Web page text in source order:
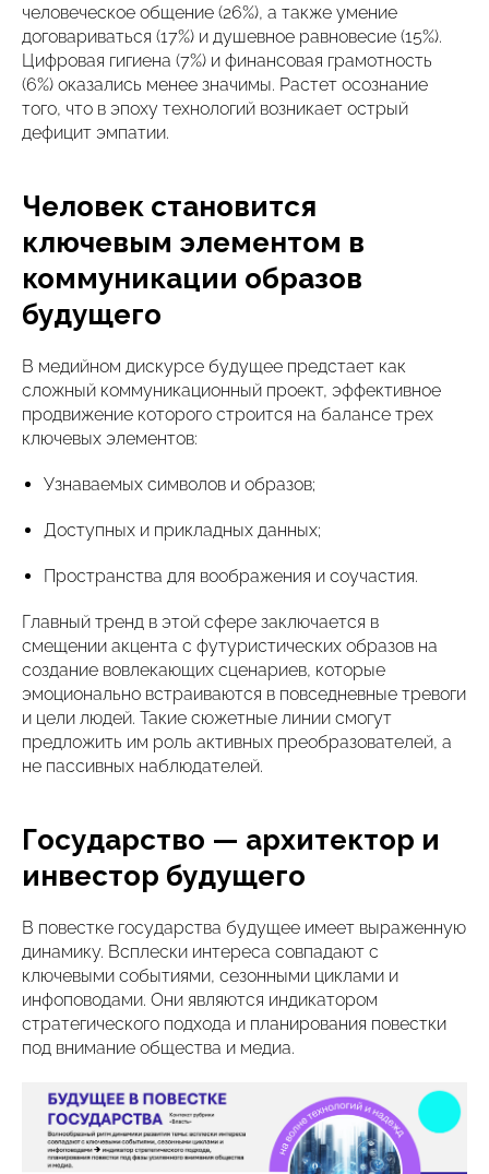
человеческое общение (26%), а также умение
договариваться (17%) и душевное равновесие (15%).
Цифровая гигиена (7%) и финансовая грамотность
(6%) оказались менее значимы. Растет осознание
того, что в эпоху технологий возникает острый
дефицит эмпатии.
Человек становится
ключевым элементом в
коммуникации образов
будущего
В медийном дискурсе будущее предстает как
сложный коммуникационный проект, эффективное
продвижение которого строится на балансе трех
ключевых элементов:
Узнаваемых символов и образов;
Доступных и прикладных данных;
Пространства для воображения и соучастия.
Главный тренд в этой сфере заключается в
смещении акцента с футуристических образов на
создание вовлекающих сценариев, которые
эмоционально встраиваются в повседневные тревоги
и цели людей. Такие сюжетные линии смогут
предложить им роль активных преобразователей, а
не пассивных наблюдателей.
Государство — архитектор и
инвестор будущего
В повестке государства будущее имеет выраженную
динамику. Всплески интереса совпадают с
ключевыми событиями, сезонными циклами и
инфоповодами. Они являются индикатором
стратегического подхода и планирования повестки
под внимание общества и медиа.